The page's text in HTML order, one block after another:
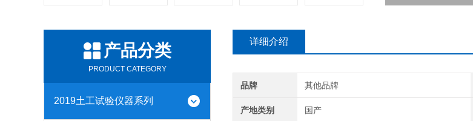
产品分类
PRODUCT CATEGORY
2019土工试验仪器系列
详细介绍
品牌 其他品牌
产地类别 国产